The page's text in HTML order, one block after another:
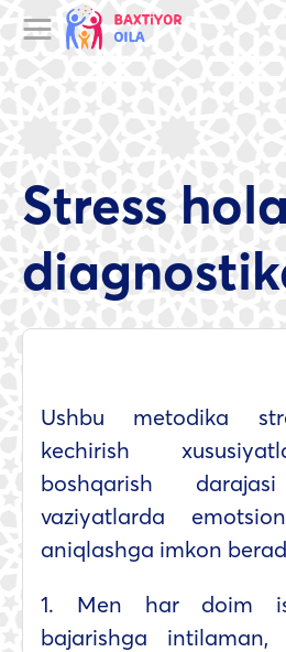
Stress
Ushbu metodika
kechirish
boshqarish
vaziyatlarda
aniqlashga imkon
1. Men har doim
bajarishga intilaman,